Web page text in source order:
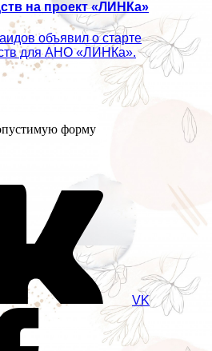
на проект «ЛИНКа»
объявил о старте
для АНО «ЛИНКа».
форму
VK